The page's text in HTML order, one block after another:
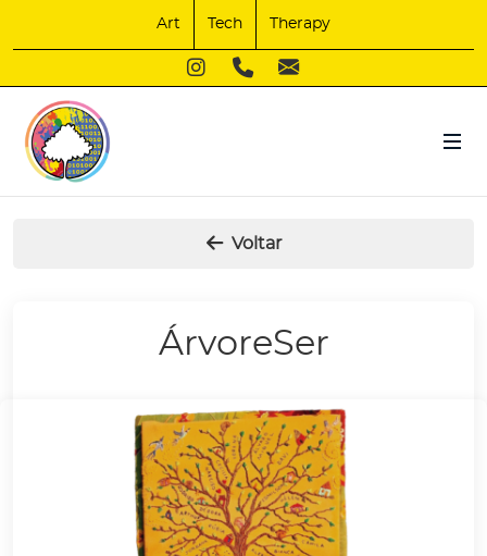
Art Tech Therapy
Voltar
ÁrvoreSer